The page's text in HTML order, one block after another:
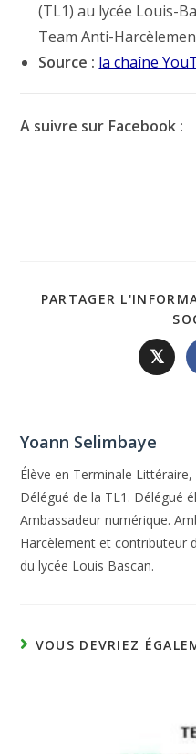
(TL1) au lycée Louis-
Team Anti-
Source : la chaîne
A suivre sur Facebook :
PARTAGER
𝕏
Yoann Selimbaye
Élève en Terminale
Délégué de la TL1. Délégué
Ambassadeur numérique.
Harcèlement et contributeur
du lycée Louis Bascan.
VOUS DEVRIEZ